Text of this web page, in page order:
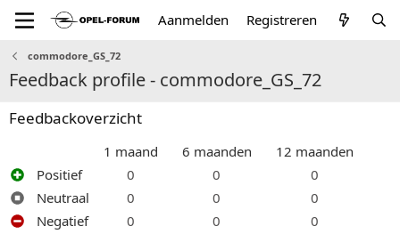
Aanmelden Registreren
commodore_GS_72
Feedback profile - commodore_GS_72
Feedbackoverzicht
1 maand 6 maanden
12 maanden
Positief
0 0
0
Neutraal
0 0
0
Negatief
0 0
0